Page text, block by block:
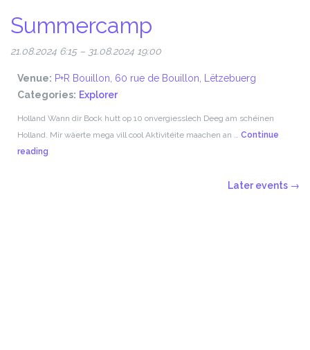
Summercamp
21.08.2024 6:15– 31.08.2024 19:00
Venue: P+R Bouillon, 60 rue de Bouillon, Lëtzebuerg
Categories: Explorer
Holland Wann dir Bock hutt op 10 onvergiesslech Deeg am schéinen
Holland. Mir wäerte mega vill cool Aktivitéite maachen an … Continue
reading
Later events →